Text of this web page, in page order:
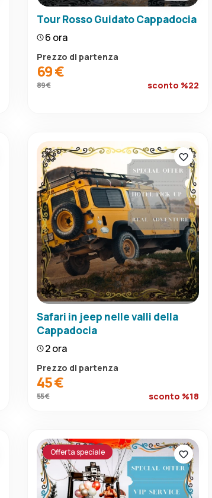
Tour Rosso Guidato Cappadocia
6 ora
Prezzo di partenza
69 €
89 € sconto %22
Safari in jeep nelle valli della
Cappadocia
2 ora
Prezzo di partenza
45 €
55 € sconto %18
Offerta speciale